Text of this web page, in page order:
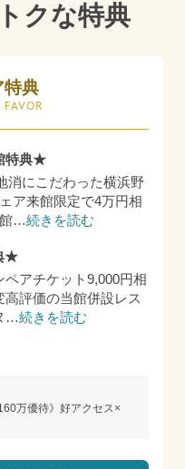
クな特典
特典
FAVOR
特典★
消にこだわった横浜野
ア来館限定で4万円相
…続きを読む
★
ペアチケット9,000円相
評価の当館併設レス
…続きを読む
万優待》好アクセス×